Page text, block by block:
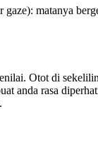
matanya
Otot di
anda rasa